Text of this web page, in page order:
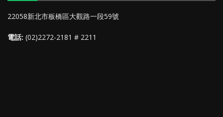
22058新北市板橋區大觀路一段59號
電話: (02)2272-2181 # 2211